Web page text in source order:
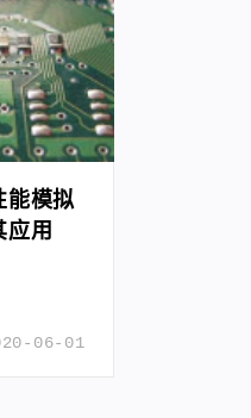
能模拟
应用
06-01